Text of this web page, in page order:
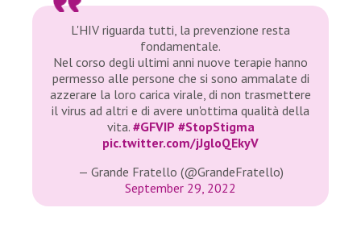
L'HIV riguarda tutti, la prevenzione resta
fondamentale.
Nel corso degli ultimi anni nuove terapie hanno
permesso alle persone che si sono ammalate di
azzerare la loro carica virale, di non trasmettere
il virus ad altri e di avere un'ottima qualità della
vita. #GFVIP #StopStigma
pic.twitter.com/jJgloQEkyV
— Grande Fratello (@GrandeFratello)
September 29, 2022